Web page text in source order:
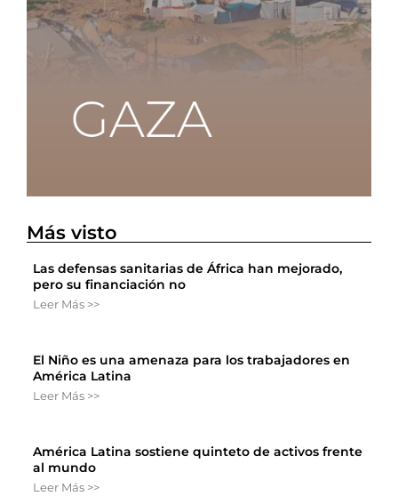
Más visto
Las defensas sanitarias de África han mejorado,
pero su financiación no
Leer Más >>
El Niño es una amenaza para los trabajadores en
América Latina
Leer Más >>
América Latina sostiene quinteto de activos frente
al mundo
Leer Más >>